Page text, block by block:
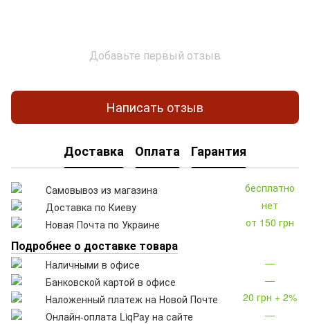
Добавьте первый отзыв
Написать отзыв
Доставка Оплата Гарантия
Самовывоз из магазина
бесплатно
Доставка по Киеву
нет
Новая Почта по Украине
от 150 грн
Подробнее о доставке товара
Наличными в офисе
—
Банковской картой в офисе
—
Наложенный платеж на Новой Почте
20 грн + 2%
Онлайн-оплата LiqPay на сайте
—